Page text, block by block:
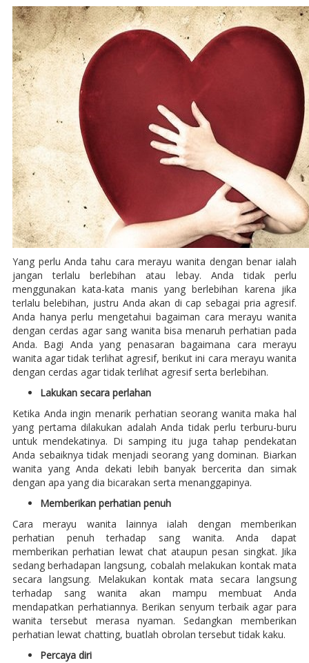
Yang perlu Anda tahu cara merayu wanita dengan benar ialah
jangan terlalu berlebihan atau lebay. Anda tidak perlu
menggunakan kata-kata manis yang berlebihan karena jika
terlalu belebihan, justru Anda akan di cap sebagai pria agresif.
Anda hanya perlu mengetahui bagaiman cara merayu wanita
dengan cerdas agar sang wanita bisa menaruh perhatian pada
Anda. Bagi Anda yang penasaran bagaimana cara merayu
wanita agar tidak terlihat agresif, berikut ini cara merayu wanita
dengan cerdas agar tidak terlihat agresif serta berlebihan.
Lakukan secara perlahan
Ketika Anda ingin menarik perhatian seorang wanita maka hal
yang pertama dilakukan adalah Anda tidak perlu terburu-buru
untuk mendekatinya. Di samping itu juga tahap pendekatan
Anda sebaiknya tidak menjadi seorang yang dominan. Biarkan
wanita yang Anda dekati lebih banyak bercerita dan simak
dengan apa yang dia bicarakan serta menanggapinya.
Memberikan perhatian penuh
Cara merayu wanita lainnya ialah dengan memberikan
perhatian penuh terhadap sang wanita. Anda dapat
memberikan perhatian lewat chat ataupun pesan singkat. Jika
sedang berhadapan langsung, cobalah melakukan kontak mata
secara langsung. Melakukan kontak mata secara langsung
terhadap sang wanita akan mampu membuat Anda
mendapatkan perhatiannya. Berikan senyum terbaik agar para
wanita tersebut merasa nyaman. Sedangkan memberikan
perhatian lewat chatting, buatlah obrolan tersebut tidak kaku.
Percaya diri